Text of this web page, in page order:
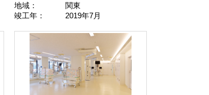
地域：
関東
竣工年：
2019年7月